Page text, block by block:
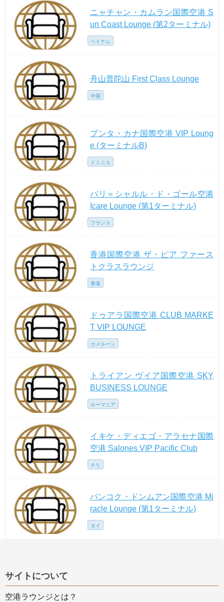
ニャチャン・カムラン国際空港 S
un Coast Lounge (第2ターミナル)
ベトナム
舟山普陀山 First Class Lounge
中国
プンタ・カナ国際空港 VIP Loung
e (ターミナルB)
ドミニカ
パリ＝シャルル・ド・ゴール空港
Icare Lounge (第1ターミナル)
フランス
香港国際空港 ザ・ピア ファース
トクラスラウンジ
香港
ドゥアラ国際空港 CLUB MARKE
T VIP LOUNGE
カメルーン
トライアン ヴイア国際空港 SKY
BUSINESS LOUNGE
ルーマニア
イキケ・ディエゴ・アラセナ国際
空港 Salones VIP Pacific Club
チリ
バンコク・ドンムアン国際空港 Mi
racle Lounge (第1ターミナル)
タイ
サイトについて
空港ラウンジとは？